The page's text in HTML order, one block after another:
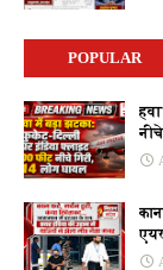
POPULAR